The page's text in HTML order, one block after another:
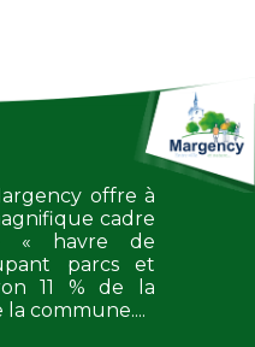
offre à
cadre
« havre de
parcs et
11 % de la
commune....